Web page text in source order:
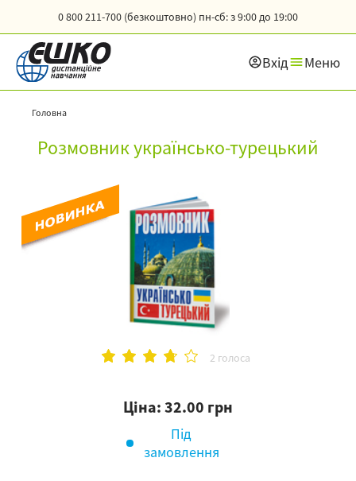
0 800 211-700 (безкоштовно) пн-сб: з 9:00 до 19:00
Вхід Меню
Головна
Розмовник українсько-турецький
2 голоса
Ціна: 32.00 грн
Під
замовлення